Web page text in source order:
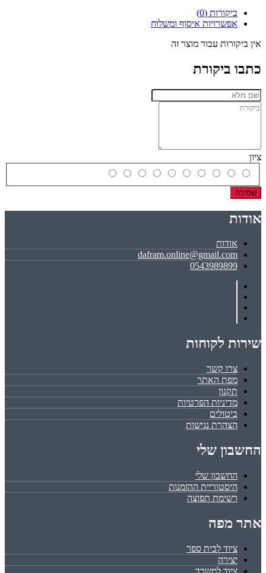
ביקורות (0)
אפשרויות איסוף ומשלוח
אין ביקורות עבור מוצר זה
כתבו ביקורת
ציון
שמירה
אודות
אודות
dafram.online@gmail.com
0543989899
שירות לקוחות
צרו קשר
מפת האתר
תקנון
מדיניות הפרטיות
ביטולים
הצהרת נגישות
החשבון שלי
החשבון שלי
היסטוריית ההזמנות
רשימת תפוצה
אתר מפה
ציוד לבית ספר
יצירה
ציוד למשרד